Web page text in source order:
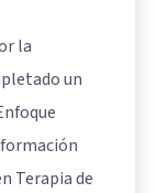
la
un
Terapia de